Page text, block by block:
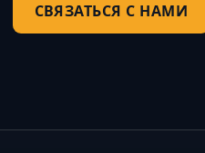
СВЯЗАТЬСЯ С НАМИ